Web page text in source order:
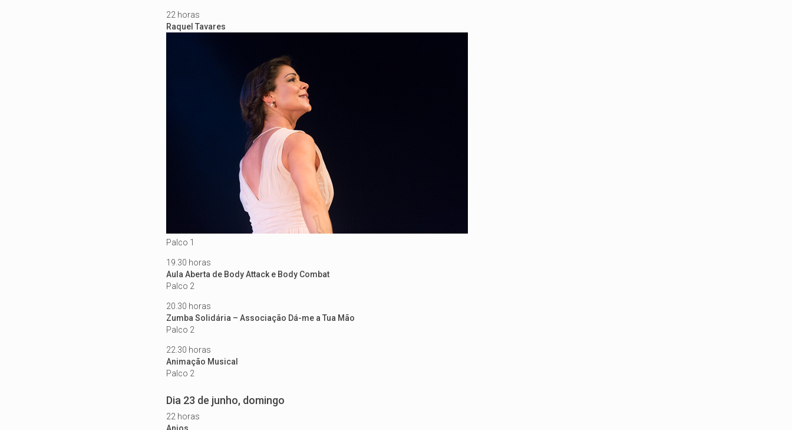
22 horas
Raquel Tavares
Palco 1
19.30 horas
Aula Aberta de Body Attack e Body Combat
Palco 2
20.30 horas
Zumba Solidária – Associação Dá-me a Tua Mão
Palco 2
22.30 horas
Animação Musical
Palco 2
Dia 23 de junho, domingo
22 horas
Anjos